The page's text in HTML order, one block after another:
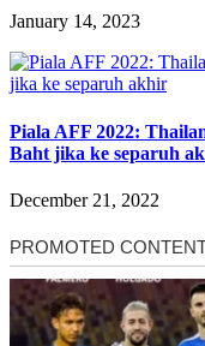
January 14, 2023
Piala AFF 2022:
Baht jika ke separuh
December 21, 2022